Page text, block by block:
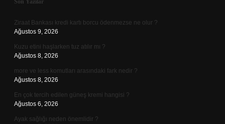
Sidebar
Son Yazılar
Ziraat Bankası kredi kartı borcu ödenmezse ne olur ?
Ağustos 9, 2026
Kuzu etini haşlarken tuz atılır mı ?
Ağustos 8, 2026
more ve less komutları arasındaki fark nedir ?
Ağustos 8, 2026
En çok tercih edilen güneş kremi hangisi ?
Ağustos 6, 2026
Ayak sağlığı neden önemlidir ?